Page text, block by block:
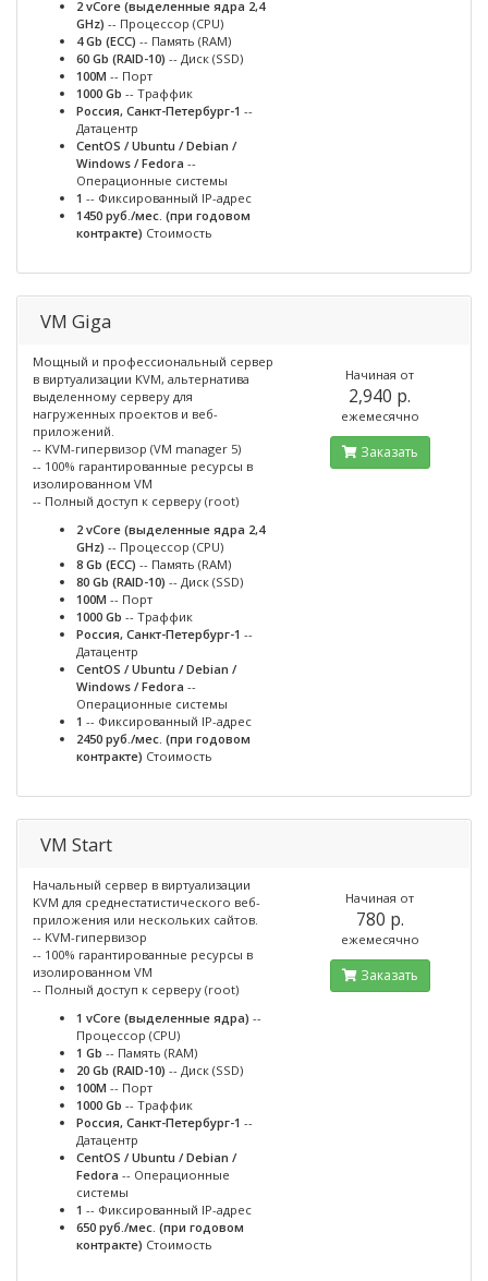
2 vCore (выделенные ядра 2,4
GHz) -- Процессор (CPU)
4 Gb (ECC) -- Память (RAM)
60 Gb (RAID-10) -- Диск (SSD)
100M -- Порт
1000 Gb -- Траффик
Россия, Санкт-Петербург-1 --
Датацентр
CentOS / Ubuntu / Debian /
Windows / Fedora --
Операционные системы
1 -- Фиксированный IP-адрес
1450 руб./мес. (при годовом
контракте) Стоимость
VM Giga
Мощный и профессиональный сервер
в виртуализации KVM, альтернатива
выделенному серверу для
нагруженных проектов и веб-
приложений.
-- KVM-гипервизор (VM manager 5)
-- 100% гарантированные ресурсы в
изолированном VM
-- Полный доступ к серверу (root)
2 vCore (выделенные ядра 2,4
GHz) -- Процессор (CPU)
8 Gb (ECC) -- Память (RAM)
80 Gb (RAID-10) -- Диск (SSD)
100M -- Порт
1000 Gb -- Траффик
Россия, Санкт-Петербург-1 --
Датацентр
CentOS / Ubuntu / Debian /
Windows / Fedora --
Операционные системы
1 -- Фиксированный IP-адрес
2450 руб./мес. (при годовом
контракте) Стоимость
Начиная от
2,940 p.
ежемесячно
Заказать
VM Start
Начальный сервер в виртуализации
KVM для среднестатистического веб-
приложения или нескольких сайтов.
-- KVM-гипервизор
-- 100% гарантированные ресурсы в
изолированном VM
-- Полный доступ к серверу (root)
1 vCore (выделенные ядра) --
Процессор (CPU)
1 Gb -- Память (RAM)
20 Gb (RAID-10) -- Диск (SSD)
100M -- Порт
1000 Gb -- Траффик
Россия, Санкт-Петербург-1 --
Датацентр
CentOS / Ubuntu / Debian /
Fedora -- Операционные
системы
1 -- Фиксированный IP-адрес
650 руб./мес. (при годовом
контракте) Стоимость
Начиная от
780 p.
ежемесячно
Заказать